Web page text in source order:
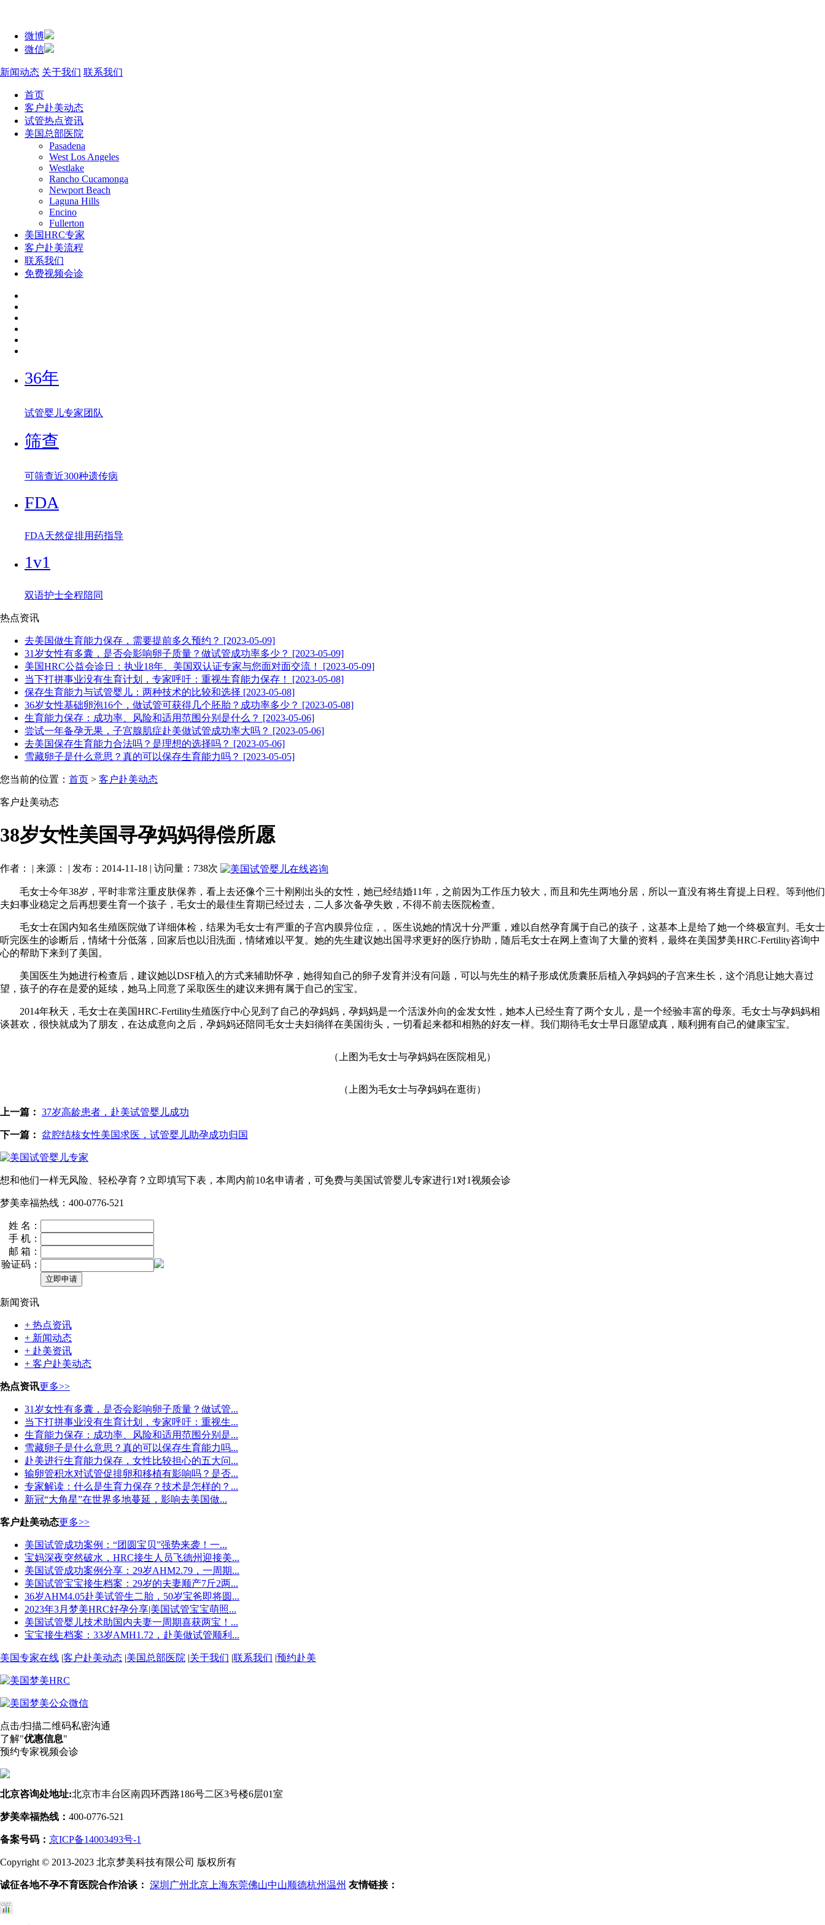
微博
微信
新闻动态 关于我们 联系我们
首页
客户赴美动态
试管热点资讯
美国总部医院
Pasadena
West Los Angeles
Westlake
Rancho Cucamonga
Newport Beach
Laguna Hills
Encino
Fullerton
美国HRC专家
客户赴美流程
联系我们
免费视频会诊
36年
试管婴儿专家团队
筛查
可筛查近300种遗传病
FDA
FDA天然促排用药指导
1v1
双语护士全程陪同
热点资讯
去美国做生育能力保存，需要提前多久预约？ [2023-05-09]
31岁女性有多囊，是否会影响卵子质量？做试管成功率多少？ [2023-05-09]
美国HRC公益会诊日：执业18年、美国双认证专家与您面对面交流！ [2023-05-09]
当下打拼事业没有生育计划，专家呼吁：重视生育能力保存！ [2023-05-08]
保存生育能力与试管婴儿：两种技术的比较和选择 [2023-05-08]
36岁女性基础卵泡16个，做试管可获得几个胚胎？成功率多少？ [2023-05-08]
生育能力保存：成功率、风险和适用范围分别是什么？ [2023-05-06]
尝试一年备孕无果，子宫腺肌症赴美做试管成功率大吗？ [2023-05-06]
去美国保存生育能力合法吗？是理想的选择吗？ [2023-05-06]
雪藏卵子是什么意思？真的可以保存生育能力吗？ [2023-05-05]
您当前的位置： 首页 > 客户赴美动态
客户赴美动态
38岁女性美国寻孕妈妈得偿所愿
作者： | 来源： | 发布：2014-11-18 | 访问量：738次
毛女士今年38岁，平时非常注重皮肤保养，看上去还像个三十刚刚出头的女性，她已经结婚11年，之前因为工作压力较大，而且和先生两地分居，所以一直没有将生育提上日程。等到他们
夫妇事业稳定之后再想要生育一个孩子，毛女士的最佳生育期已经过去，二人多次备孕失败，不得不前去医院检查。
毛女士在国内知名生殖医院做了详细体检，结果为毛女士有严重的子宫内膜异位症，。医生说她的情况十分严重，难以自然孕育属于自己的孩子，这基本上是给了她一个终极宣判。毛女士
听完医生的诊断后，情绪十分低落，回家后也以泪洗面，情绪难以平复。她的先生建议她出国寻求更好的医疗协助，随后毛女士在网上查询了大量的资料，最终在美国梦美HRC-Fertility咨询中
心的帮助下来到了美国。
美国医生为她进行检查后，建议她以DSF植入的方式来辅助怀孕，她得知自己的卵子发育并没有问题，可以与先生的精子形成优质囊胚后植入孕妈妈的子宫来生长，这个消息让她大喜过
望，孩子的存在是爱的延续，她马上同意了采取医生的建议来拥有属于自己的宝宝。
2014年秋天，毛女士在美国HRC-Fertility生殖医疗中心见到了自己的孕妈妈，孕妈妈是一个活泼外向的金发女性，她本人已经生育了两个女儿，是一个经验丰富的母亲。毛女士与孕妈妈相
谈甚欢，很快就成为了朋友，在达成意向之后，孕妈妈还陪同毛女士夫妇徜徉在美国街头，一切看起来都和相熟的好友一样。我们期待毛女士早日愿望成真，顺利拥有自己的健康宝宝。
（上图为毛女士与孕妈妈在医院相见）
（上图为毛女士与孕妈妈在逛街）
上一篇： 37岁高龄患者，赴美试管婴儿成功
下一篇： 盆腔结核女性美国求医，试管婴儿助孕成功归国
想和他们一样无风险、轻松孕育？立即填写下表，本周内前10名申请者，可免费与美国试管婴儿专家进行1对1视频会诊
梦美幸福热线：400-0776-521
姓 名：
手 机：
邮 箱：
验证码：
新闻资讯
+ 热点资讯
+ 新闻动态
+ 赴美资讯
+ 客户赴美动态
热点资讯更多>>
31岁女性有多囊，是否会影响卵子质量？做试管...
当下打拼事业没有生育计划，专家呼吁：重视生...
生育能力保存：成功率、风险和适用范围分别是...
雪藏卵子是什么意思？真的可以保存生育能力吗...
赴美进行生育能力保存，女性比较担心的五大问...
输卵管积水对试管促排卵和移植有影响吗？是否...
专家解读：什么是生育力保存？技术是怎样的？...
新冠“大角星”在世界多地蔓延，影响去美国做...
客户赴美动态更多>>
美国试管成功案例：“团圆宝贝”强势来袭！一...
宝妈深夜突然破水，HRC接生人员飞德州迎接美...
美国试管成功案例分享：29岁AHM2.79，一周期...
美国试管宝宝接生档案：29岁的夫妻顺产7斤2两...
36岁AHM4.05赴美试管生二胎，50岁宝爸即将圆...
2023年3月梦美HRC好孕分享|美国试管宝宝萌照...
美国试管婴儿技术助国内夫妻一周期喜获两宝！...
宝宝接生档案：33岁AMH1.72，赴美做试管顺利...
美国专家在线 |客户赴美动态 |美国总部医院 |关于我们 |联系我们 |预约赴美
点击/扫描二维码私密沟通
了解"优惠信息"
预约专家视频会诊
北京咨询处地址:北京市丰台区南四环西路186号二区3号楼6层01室
梦美幸福热线： 400-0776-521
备案号码： 京ICP备14003493号-1
Copyright © 2013-2023 北京梦美科技有限公司 版权所有
诚征各地不孕不育医院合作洽谈： 深圳 广州北京 上海东莞佛山中山顺德杭州温州 友情链接：